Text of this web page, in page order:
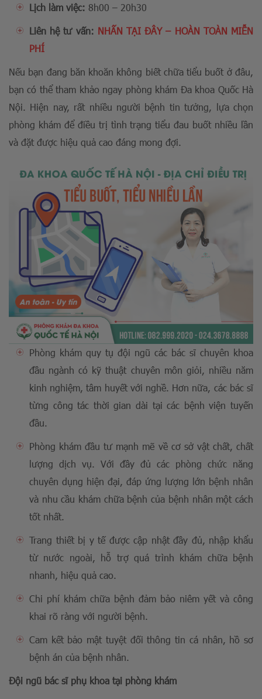
Lịch làm việc: 8h00 – 20h30
Liên hệ tư vấn: NHẤN TẠI ĐÂY – HOÀN TOÀN MIỄN
PHÍ
Nếu bạn đang băn khoăn không biết chữa tiểu buốt ở đâu,
bạn có thể tham khảo ngay phòng khám Đa khoa Quốc Hà
Nội. Hiện nay, rất nhiều người bệnh tin tưởng, lựa chọn
phòng khám để điều trị tình trạng tiểu đau buốt nhiều lần
và đặt được hiệu quả cao đáng mong đợi.
Phòng khám quy tụ đội ngũ các bác sĩ chuyên khoa
đầu ngành có kỹ thuật chuyên môn giỏi, nhiều năm
kinh nghiệm, tâm huyết với nghề. Hơn nữa, các bác sĩ
từng công tác thời gian dài tại các bệnh viện tuyến
đầu.
Phòng khám đầu tư mạnh mẽ về cơ sở vật chất, chất
lượng dịch vụ. Với đầy đủ các phòng chức năng
chuyên dụng hiện đại, đáp ứng lượng lớn bệnh nhân
và nhu cầu khám chữa bệnh của bệnh nhân một cách
tốt nhất.
Trang thiết bị y tế được cập nhật đầy đủ, nhập khẩu
từ nước ngoài, hỗ trợ quá trình khám chữa bệnh
nhanh, hiệu quả cao.
Chi phí khám chữa bệnh đảm bảo niêm yết và công
khai rõ ràng với người bệnh.
Cam kết bảo mật tuyệt đối thông tin cá nhân, hồ sơ
bệnh án của bệnh nhân.
Đội ngũ bác sĩ phụ khoa tại phòng khám